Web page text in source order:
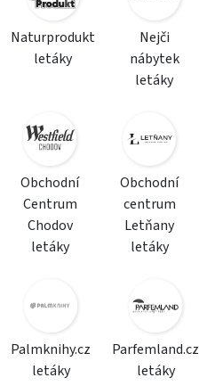
Naturprodukt
letáky
Nejči
nábytek
letáky
Obchodní
Centrum
Chodov
letáky
Obchodní
centrum
Letňany
letáky
Palmknihy.cz
letáky
Parfemland.cz
letáky